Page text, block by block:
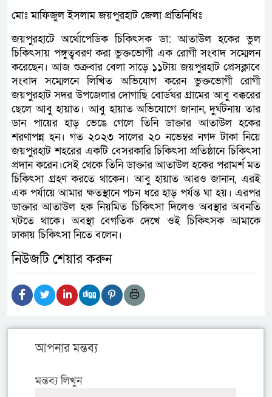
মোঃ মাফিজুল ইসলাম জয়পুরহাট জেলা প্রতিনিধিঃ
জয়পুরহাটে অর্থোপেডিক চিকিৎসক ডা: আতাউল হকের ভুল
চিকিৎসায় পঙ্গুত্ববরণ করা ভুক্তভোগী এক রোগী সংবাদ সম্মেলন
করেছেন। আজ শুক্রবার বেলা সাড়ে ১১টায় জয়পুরহাট প্রেসক্লাবে
সংবাদ সম্মেলনে লিখিত অভিযোগ করেন ভুক্তভোগী রোগী
জয়পুরহাট সদর উপজেলার দোগাছি বোর্ডঘর গ্রামের আবু বক্করের
ছেলে আবু হায়াত। আবু হায়াত অভিযোগে জানান, দুর্ঘটনায় তার
ডান পায়ের হাড় ভেঙে গেলে তিনি ডাক্তার আতাউল হকের
শরণাপন্ন হন। গত ২০২৩ সালের ২০ নভেম্বর নগদ টাকা নিয়ে
জয়পুরহাট শহরের একটি বেসরকারি চিকিৎসা প্রতিষ্ঠানে চিকিৎসা
প্রদান করেন।সেই থেকে তিনি ডাক্তার আতাউল হকের পরামর্শ মত
চিকিৎসা গ্রহণ করতে থাকেন। আবু হায়াত আরও জানান, এরই
এক পর্যায়ে আমার ক্ষতস্থানে পচন ধরে হাড় পর্যন্ত ঘা হয়। এরপর
ডাক্তার আতাউল হক নিয়মিত চিকিৎসা দিলেও অবস্থার অবনতি
ঘটতে থাকে। অবস্থা বেগতিক দেখে ওই চিকিৎসক আমাকে
ঢাকায় চিকিৎসা নিতে বলেন।
নিউজটি শেয়ার করুন
আপনার মন্তব্য
মন্তব্য লিখুন